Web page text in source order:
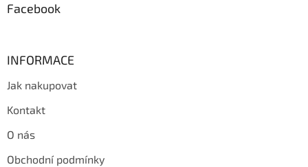
Facebook
INFORMACE
Jak nakupovat
Kontakt
O nás
Obchodní podmínky